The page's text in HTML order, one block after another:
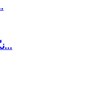
نگاهی به زندگی هنری ناصر عبد...